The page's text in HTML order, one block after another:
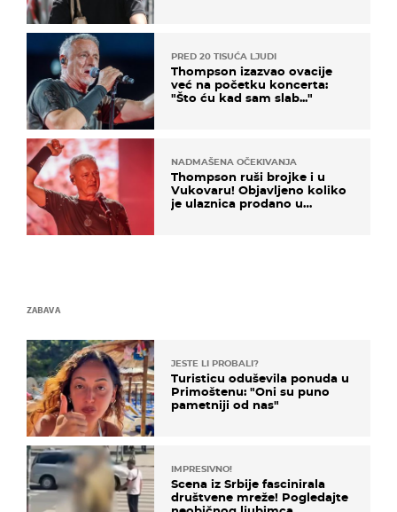
PRED 20 TISUĆA LJUDI
Thompson izazvao ovacije
već na početku koncerta:
"Što ću kad sam slab..."
NADMAŠENA OČEKIVANJA
Thompson ruši brojke i u
Vukovaru! Objavljeno koliko
je ulaznica prodano u
ZABAVA
JESTE LI PROBALI?
Turisticu oduševila ponuda u
Primoštenu: "Oni su puno
pametniji od nas"
IMPRESIVNO!
Scena iz Srbije fascinirala
društvene mreže! Pogledajte